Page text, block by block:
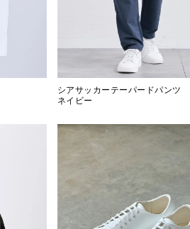
シアサッカーテーパードパンツ
ネイビー